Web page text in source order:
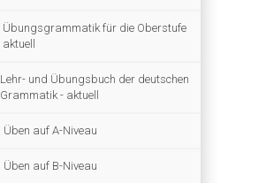
Übungsgrammatik für die Oberstufe
aktuell
Lehr- und Übungsbuch der deutschen
Grammatik - aktuell
Üben auf A-Niveau
Üben auf B-Niveau